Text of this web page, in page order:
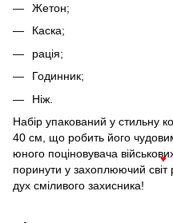
Жетон;
Каска;
рація;
Годинник;
Ніж.
Набір упакований у стильну
40 см, що робить його
юного поціновувача
поринути у захоплюючий
дух сміливого захисника!
♥